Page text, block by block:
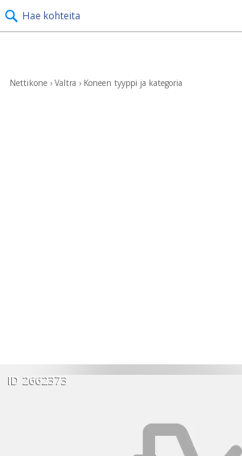
Hae kohteita
Nettikone › Valtra › Koneen tyyppi ja kategoria
ID 2662373